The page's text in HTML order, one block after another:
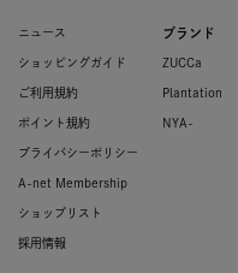
ニュース
ショッピングガイド
ご利用規約
ポイント規約
プライバシーポリシー
A-net Membership
ショップリスト
採用情報
ブランド
ZUCCa
Plantation
NYA-